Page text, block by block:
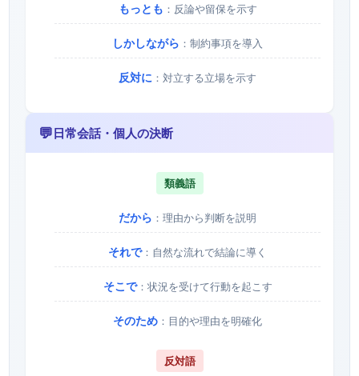
もっとも ：反論や留保を示す
しかしながら ：制約事項を導入
反対に ：対立する立場を示す
💬日常会話・個人の決断
類義語
だから ：理由から判断を説明
それで：自然な流れで結論に導く
そこで：状況を受けて行動を起こす
そのため ：目的や理由を明確化
反対語